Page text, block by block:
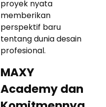
proyek nyata
memberikan
perspektif baru
tentang dunia desain
profesional.
MAXY
Academy dan